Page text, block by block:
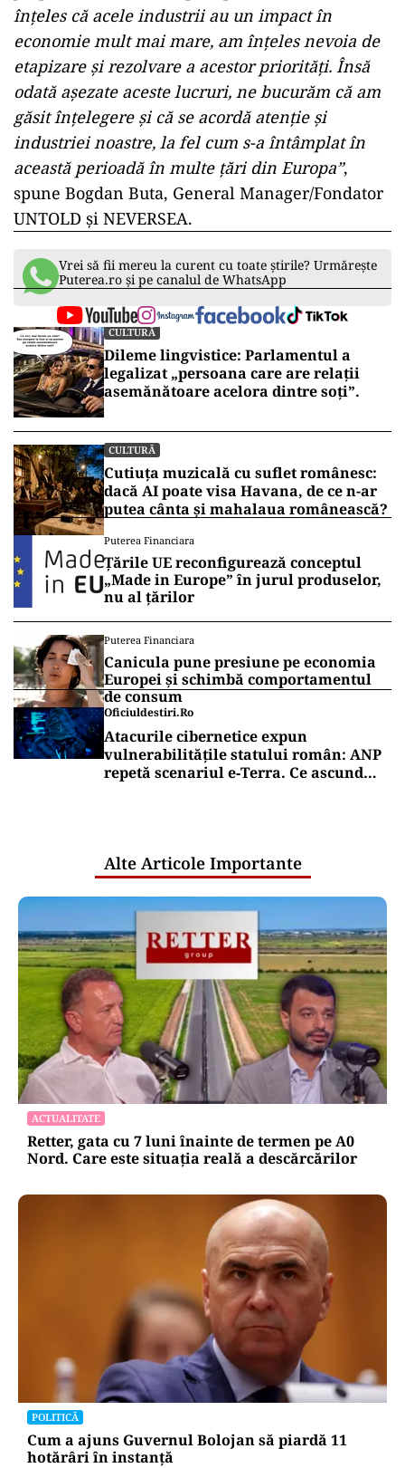
înțeles că acele industrii au un impact în
economie mult mai mare, am înțeles nevoia de
etapizare și rezolvare a acestor priorități. Însă
odată așezate aceste lucruri, ne bucurăm că am
găsit înțelegere și că se acordă atenție și
industriei noastre, la fel cum s-a întâmplat în
această perioadă în multe țări din Europa”,
spune Bogdan Buta, General Manager/Fondator
UNTOLD și NEVERSEA.
Vrei să fii mereu la curent cu toate știrile? Urmărește
Puterea.ro și pe canalul de WhatsApp
CULTURĂ
Dileme lingvistice: Parlamentul a
legalizat „persoana care are relații
asemănătoare acelora dintre soți”.
CULTURĂ
Cutiuța muzicală cu suflet românesc:
dacă AI poate visa Havana, de ce n-ar
putea cânta și mahalaua românească?
Puterea Financiara
Țările UE reconfigurează conceptul
„Made in Europe” în jurul produselor,
nu al țărilor
Puterea Financiara
Canicula pune presiune pe economia
Europei și schimbă comportamentul
de consum
Oficiuldestiri.ro
Atacurile cibernetice expun
vulnerabilitățile statului român: ANP
repetă scenariul e‑Terra. Ce ascund
Alte Articole Importante
ACTUALITATE
Retter, gata cu 7 luni înainte de termen pe A0
Nord. Care este situația reală a descărcărilor
POLITICĂ
Cum a ajuns Guvernul Bolojan să piardă 11
hotărâri în instanță